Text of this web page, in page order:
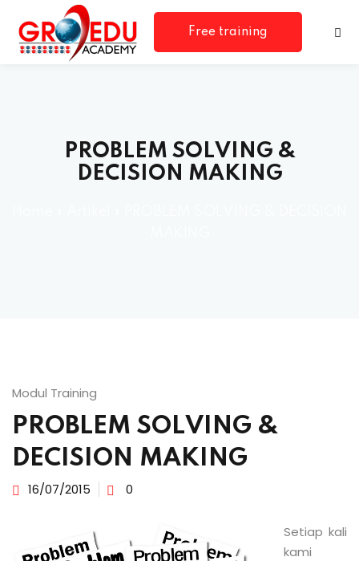
Free training
PROBLEM SOLVING &
DECISION MAKING
Modul Training
PROBLEM SOLVING &
DECISION MAKING
16/07/2015 0
Setiap kali
kami